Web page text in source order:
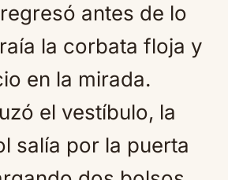
antes de lo
la corbata floja y
en la mirada.
el vestíbulo, la
salía por la puerta